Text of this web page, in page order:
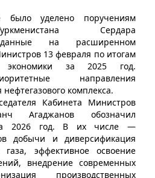
было уделено поручениям
Сердара
данные на расширенном
13 февраля по итогам
экономики за 2025 год.
направления
комплекса.
Кабинета Министров
Агаджанов обозначил
2026 год. В их числе —
добычи и диверсификация
газа, эффективное освоение
внедрение современных
производственных